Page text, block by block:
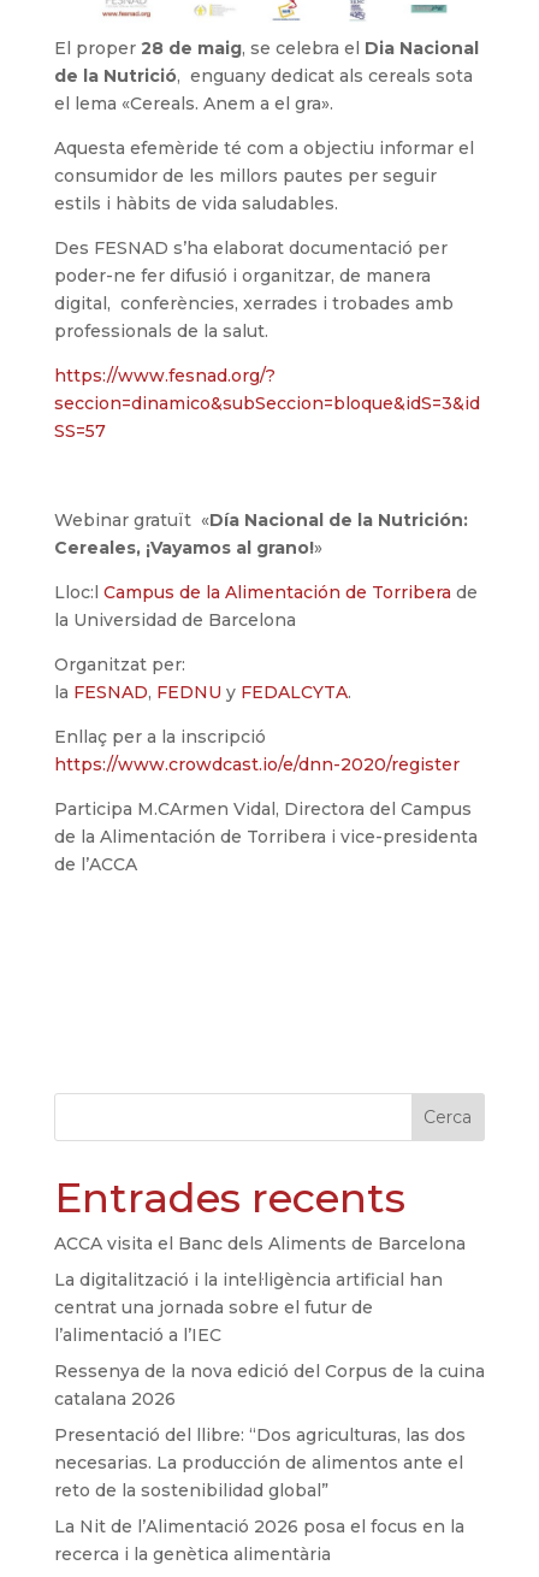
El proper 28 de maig, se celebra el Dia Nacional
de la Nutrició, enguany dedicat als cereals sota
el lema «Cereals. Anem a el gra».
Aquesta efemèride té com a objectiu informar el
consumidor de les millors pautes per seguir
estils i hàbits de vida saludables.
Des FESNAD s’ha elaborat documentació per
poder-ne fer difusió i organitzar, de manera
digital, conferències, xerrades i trobades amb
professionals de la salut.
https://www.fesnad.org/?
seccion=dinamico&subSeccion=bloque&idS=3&id
SS=57
Webinar gratuït «Día Nacional de la Nutrición:
Cereales, ¡Vayamos al grano!»
Lloc:l Campus de la Alimentación de Torribera de
la Universidad de Barcelona
Organitzat per:
la FESNAD, FEDNU y FEDALCYTA.
Enllaç per a la inscripció
https://www.crowdcast.io/e/dnn-2020/register
Participa M.CArmen Vidal, Directora del Campus
de la Alimentación de Torribera i vice-presidenta
de l’ACCA
Cerca
Entrades recents
ACCA visita el Banc dels Aliments de Barcelona
La digitalització i la intel·ligència artificial han
centrat una jornada sobre el futur de
l’alimentació a l’IEC
Ressenya de la nova edició del Corpus de la cuina
catalana 2026
Presentació del llibre: “Dos agriculturas, las dos
necesarias. La producción de alimentos ante el
reto de la sostenibilidad global”
La Nit de l’Alimentació 2026 posa el focus en la
recerca i la genètica alimentària